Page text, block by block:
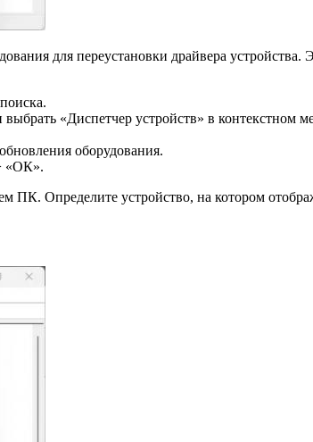
для переустановки драйвера устройства.
«Диспетчер устройств» в контекстном
оборудования.
«ОК».
Определите устройство, на котором